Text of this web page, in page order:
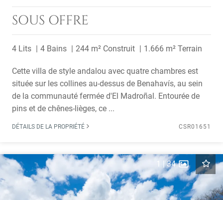
SOUS OFFRE
4 Lits 4 Bains 244 m² Construit 1.666 m² Terrain
Cette villa de style andalou avec quatre chambres est
située sur les collines au-dessus de Benahavís, au sein
de la communauté fermée d'El Madroñal. Entourée de
pins et de chênes-lièges, ce ...
DÉTAILS DE LA PROPRIÉTÉ CSR01651
1 |34